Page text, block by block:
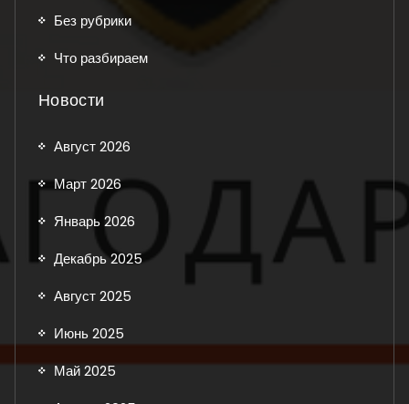
Без рубрики
Что разбираем
Новости
Август 2026
Март 2026
Январь 2026
Декабрь 2025
Август 2025
Июнь 2025
Май 2025